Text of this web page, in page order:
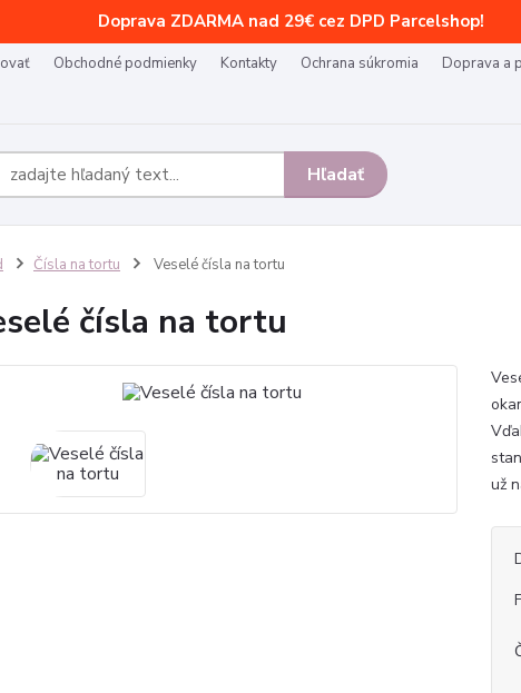
Doprava ZDARMA nad 29€ cez DPD Parcelshop!
Obchodné podmienky Kontakty Ochrana súkromia
Doprava a
Hľadať
Čísla na tortu Veselé čísla na tortu
čísla na tortu
už